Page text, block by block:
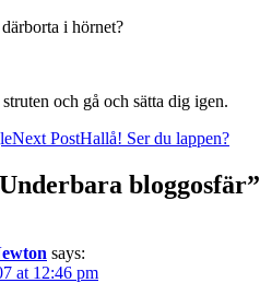
i hörnet?
och gå och sätta dig igen.
Next PostHallå! Ser du lappen?
bloggosfär”
says:
at 12:46 pm